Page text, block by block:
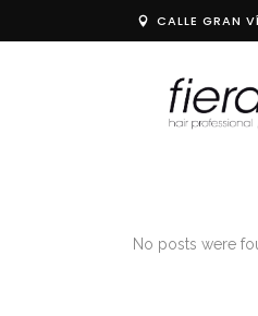
CALLE GRAN
No posts were